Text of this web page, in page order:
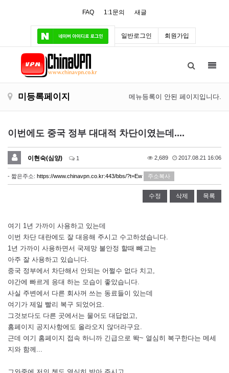
FAQ 1:1문의 새글
일반로그인 회원가입
미등록페이지 메뉴등록이 안된 페이지입니다.
이번에도 중국 정부 대대적 차단이였는데....
이현숙(심양) 1 2,689 2017.08.21 16:06
- 짧은주소: https://www.chinavpn.co.kr:443/bbs/?t=Ew 주소복사
수정 삭제 목록
여기 1년 가까이 사용하고 있는데
이번 차단 대란에도 잘 대응해 주시고 수고하셨습니다.
1년 가까이 사용하면서 국제망 불안정 할때 빼고는
아주 잘 사용하고 있습니다.
중국 정부에서 차단해서 안되는 어쩔수 없다 치고,
야간에 빠르게 응대 하는 모습이 좋았습니다.
사실 주변에서 다른 회사꺼 쓰는 동료들이 있는데
여기가 제일 빨리 복구 되었어요.
그것보다도 다른 곳에서는 물어도 대답없고,
홈페이지 공지사항에도 올라오지 않더라구요.
근데 여기 홈페이지 접속 하니까 긴급으로 똭~ 열심히 복구한다는 메세
지와 함께...